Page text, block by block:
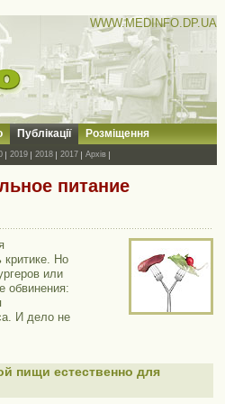
WWW.MEDINFO.DP.UA
Публікації Розміщення
2019 2018 2017 Архів
питание
критике. Но
или
обвинения:
И дело не
пищи естественно для